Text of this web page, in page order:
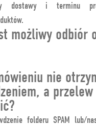
dostawy i terminu
możliwy odbiór
nie
a przelew
folderu SPAM lub/